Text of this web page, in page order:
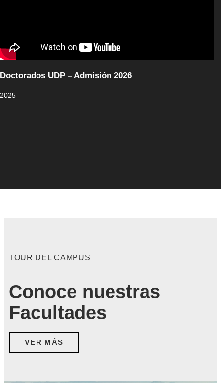
Doctorados UDP – Admisión 2026
2025
TOUR DEL CAMPUS
Conoce nuestras
Facultades
VER MÁS